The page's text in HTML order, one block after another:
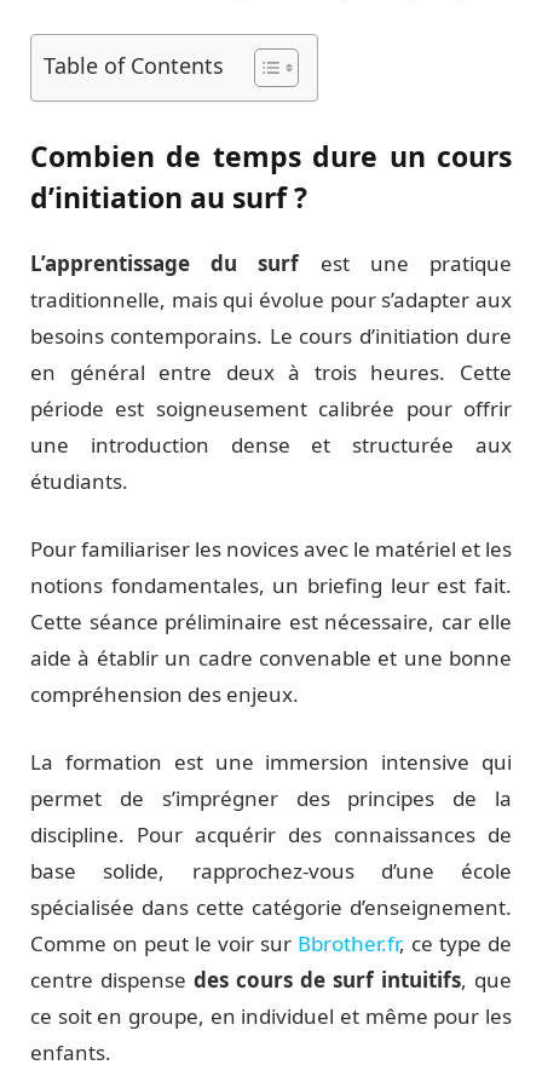
Table of Contents
Combien de temps dure un cours
d’initiation au surf ?
L’apprentissage du surfest une pratique
traditionnelle, mais qui évolue pour s’adapter aux
besoins contemporains. Le cours d’initiation dure
en général entre deux à trois heures. Cette
période est soigneusement calibrée pour offrir
une introduction dense et structurée aux
étudiants.
Pour familiariser les novices avec le matériel et les
notions fondamentales, un briefing leur est fait.
Cette séance préliminaire est nécessaire, car elle
aide à établir un cadre convenable et une bonne
compréhension des enjeux.
La formation est une immersion intensive qui
permet de s’imprégner des principes de la
discipline. Pour acquérir des connaissances de
base solide, rapprochez-vous d’une école
spécialisée dans cette catégorie d’enseignement.
Comme on peut le voir sur Bbrother.fr, ce type de
centre dispense des cours de surf intuitifs, que
ce soit en groupe, en individuel et même pour les
enfants.